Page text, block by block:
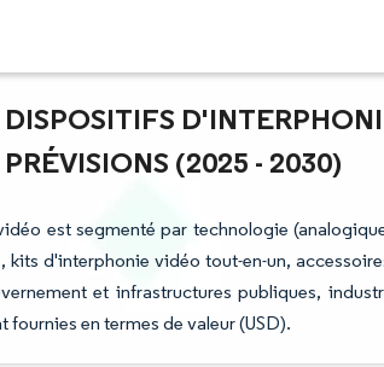
(2025 - 2030)
est segmenté par technologie
d'interphonie vidéo tout-en-un,
et infrastructures publiques,
en termes de valeur (USD).